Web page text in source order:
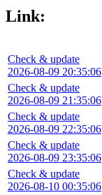
Link:
Check & update
2026-08-09 20:35:06
Check & update
2026-08-09 21:35:06
Check & update
2026-08-09 22:35:06
Check & update
2026-08-09 23:35:06
Check & update
2026-08-10 00:35:06